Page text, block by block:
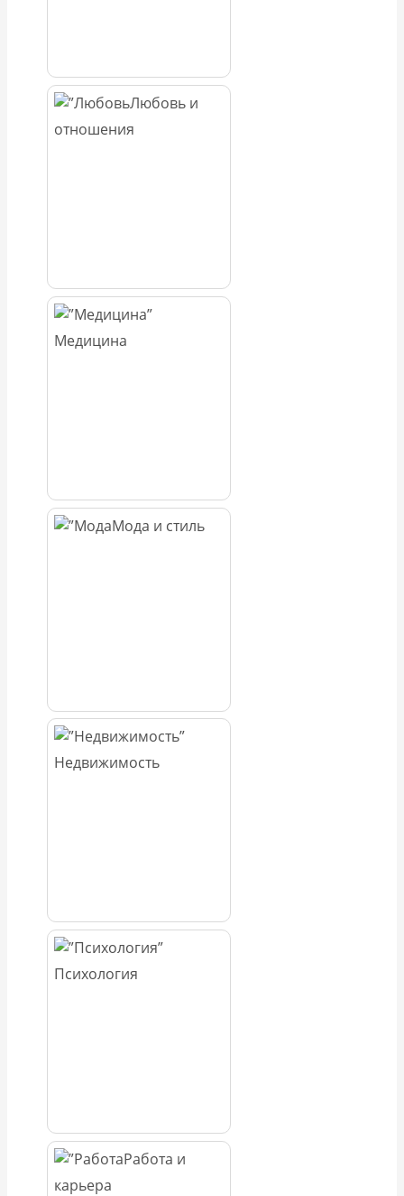
Любовь и
отношения
Медицина
Мода и стиль
Недвижимость
Психология
Работа и
карьера